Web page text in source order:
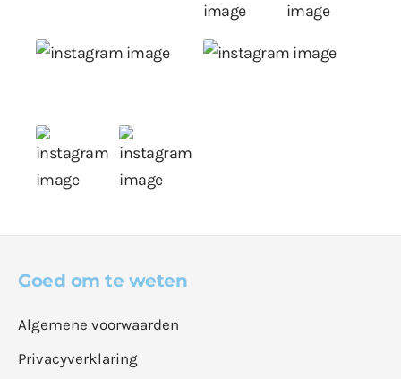
Goed om te weten
Algemene voorwaarden
Privacyverklaring